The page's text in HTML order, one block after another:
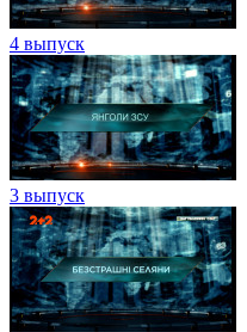
4 выпуск
3 выпуск